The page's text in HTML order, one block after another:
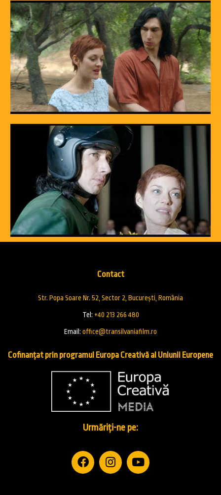
Contact
Str. Popa Soare Nr. 52, Sector 2, București, România
Tel: +40 213 266 480
Email: office@transilvaniafilm.ro
Cofinanțat prin programul Europa Creativă al Uniunii Europene
Urmăriți-ne pe: